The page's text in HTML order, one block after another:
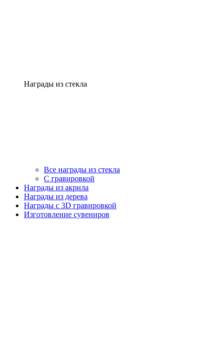
Награды из стекла
Все награды из стекла
С гравировкой
Награды из акрила
Награды из дерева
Награды с 3D гравировкой
Изготовление сувениров